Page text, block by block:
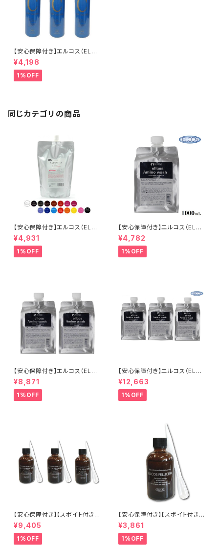
【安心保障付き】エルコス（ELLC
OS） CMC ケアミスト AID 200
ml 3個セット スタイリング ヘア
ケア ヘアトリートメント シャンプ
ー カラーバター セラップ 美容院
¥4,198
1%OFF
同じカテゴリの商品
【安心保障付き】エルコス（ELLC
OS） キュプアスカラーバター 7
00g 【16色から選べる】 トリー
トメントカラー カラー剤 トリート
メント 白髪染め ヘアカラー 低
¥4,931
1%OFF
【安心保障付き】エルコス（ELLC
OS） アミノウォッシュ シャンプ
ー 1000ml（1L）詰替用（リフィ
ル ) ヘアケア トリートメント カ
ラーバター セラップ 美容院 サ
¥4,782
1%OFF
【安心保障付き】エルコス（ELLC
OS） アミノウォッシュ シャンプ
ー 1000ml 1L( 詰替用 ・ リフィ
ル ) 2個セット ヘアケア トリート
メント カラーバター セラップ 美
¥8,871
1%OFF
【安心保障付き】エルコス（ELLC
OS） アミノウォッシュ シャンプ
ー 1000ml 1L( 詰替用 ・ リフィ
ル ) 3個セット ヘアケア トリート
メント カラーバター セラップ 美
¥12,663
1%OFF
【安心保障付き】【スポイト付き】
エルコス（ELLCOS） ペリセー
ル 60ml 3個セット 美容液 原液
スキンケア ペリセア 高濃度 ダ
メージケア ダメージ補修 ヘアケ
¥9,405
1%OFF
【安心保障付き】【スポイト付き】
エルコス（ELLCOS） ペリセー
ル 60ml 美容液 原液 スキンケ
ア ペリセア 高濃度 ダメージ補
修 ヘアケア シャンプー トリート
¥3,861
1%OFF